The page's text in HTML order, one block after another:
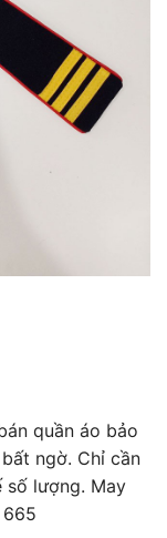
quần áo bảo
ngờ. Chỉ cần
số lượng. May